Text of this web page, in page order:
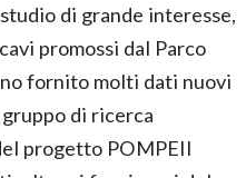
di grande interesse,
promossi dal Parco
fornito molti dati nuovi
di ricerca
progetto POMPEII